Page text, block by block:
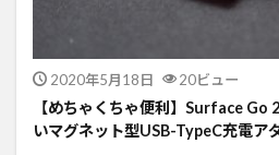
2020年5月18日 20ビュー
【めちゃくちゃ便利】Surface Go
いマグネット型USB-TypeC充電ア